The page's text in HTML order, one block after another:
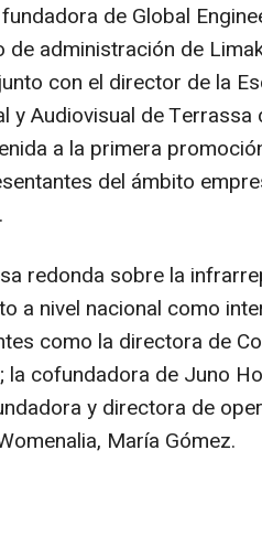
de Global
administración de
con el director de la
y Audiovisual de Terrassa
a la primera
del ámbito
redonda sobre la
a nivel nacional como
como la directora de
la cofundadora de Juno
y directora de
María Gómez.